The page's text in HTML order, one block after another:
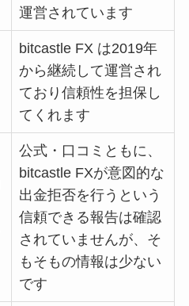
運営されています
bitcastle FX は2019年
から継続して運営され
ており信頼性を担保し
てくれます
公式・口コミともに、
bitcastle FXが意図的な
出金拒否を行うという
信頼できる報告は確認
されていませんが、そ
もそもの情報は少ない
です